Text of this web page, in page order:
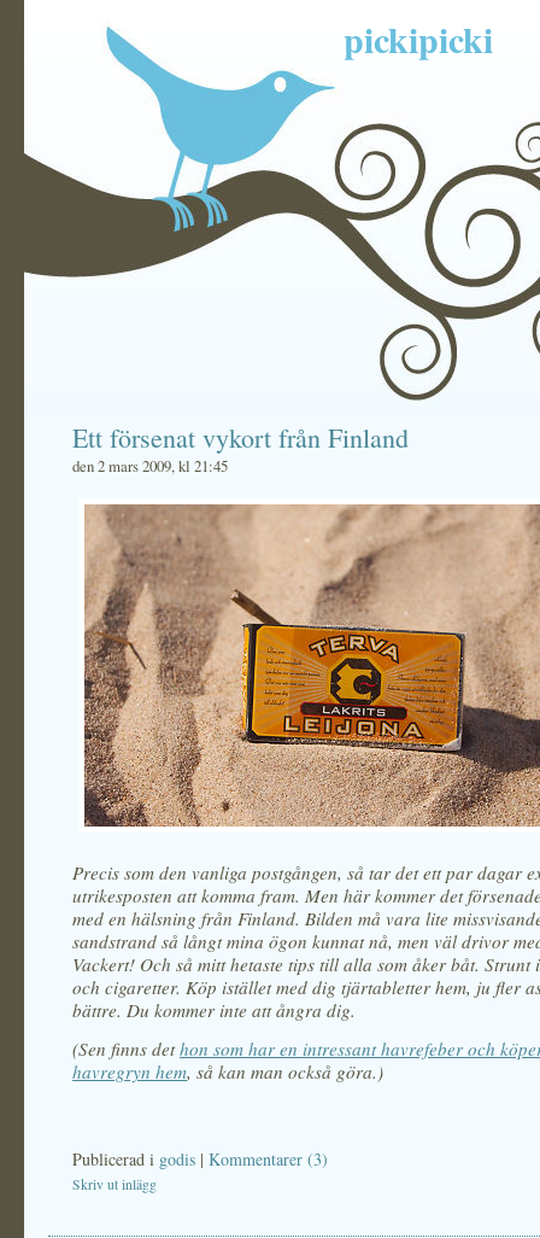
pickipicki
Ett försenat vykort från Finland
den 2 mars 2009, kl 21:45
Precis som den vanliga postgången, så tar det ett par dagar
utrikesposten att komma fram. Men här kommer det
med en hälsning från Finland. Bilden må vara lite
sandstrand så långt mina ögon kunnat nå, men väl drivor
Vackert! Och så mitt hetaste tips till alla som åker båt. Strunt
och cigaretter. Köp istället med dig tjärtabletter hem, ju fler
bättre. Du kommer inte att ångra dig.
(Sen finns dethon som har en intressant havrefeber och
havregryn hem, så kan man också göra.)
Publicerad i godis | Kommentarer (3)
Skriv ut inlägg